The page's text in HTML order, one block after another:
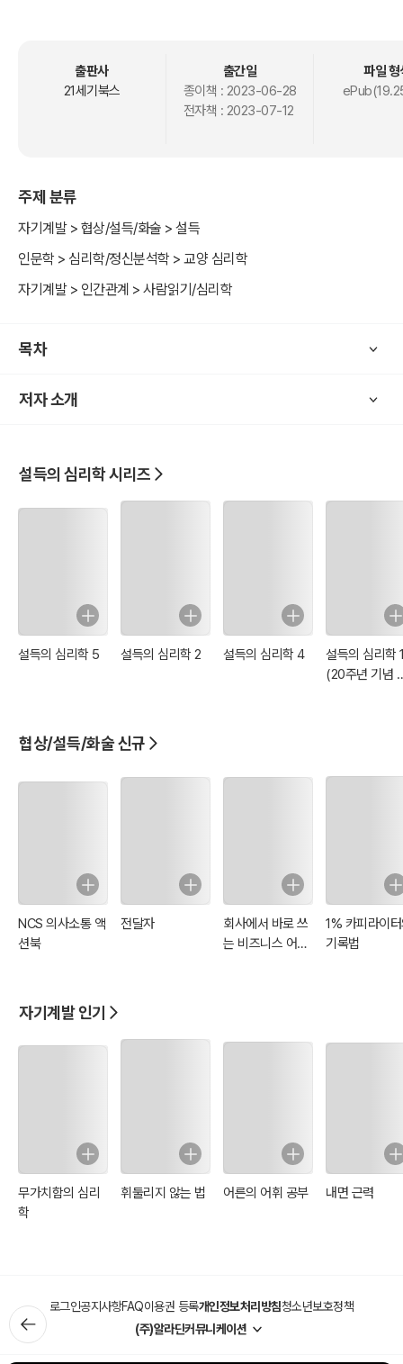
특히 이번 개정판에서는 이전 책에서 제시했던 50가지 설득의 비밀에
10개 추가하여 비즈니스 현장은 물론이고 일상생활에서 사용할 수 있
는 60가지 설득의 비밀을 보여준다. 기본적인 여섯 가지 설득의 원칙
오디션 프로그램 순서에 숨겨진 비밀은 무엇일까? 작은 부탁 하나로
적을 친구로 만들 수 있는 방법은 무엇일까? 수많은 광고 메시지 중에
팔리는 메시지의 비밀은 무엇이며, 사람들의 머릿속에 오래 머무는 광
고의 특징은 무엇일까? 간단하지만 우리를 설득하고 때로는 속여 넘기
기도 하는 설득의 비밀이 궁금하다면 이 책이 바로 그 해답을 알려줄
출판사
21세기북스
출간일
종이책 : 2023-06-28
전자책 : 2023-07-12
파일 형
주제 분류
자기계발 > 협상/설득/화술 > 설득
인문학 > 심리학/정신분석학 > 교양 심리학
자기계발 > 인간관계 > 사람읽기/심리학
목차
저자 소개
설득의 심리학 시리즈
설득의 심리학 5 설득의 심리학 2 설득의 심리학 4
설득의 심리학
(20주년 기념
협상/설득/화술 신규
NCS 의사소통 액
션북
전달자
회사에서 바로 쓰
는 비즈니스 어휘
1% 카피라이
기록법
자기계발 인기
무가치함의 심리
학
휘둘리지 않는 법 어른의 어휘 공부 내면 근력
로그인공지사항FAQ이용권 등록개인정보처리방침청소년보호정책
(주)알라딘커뮤니케이션